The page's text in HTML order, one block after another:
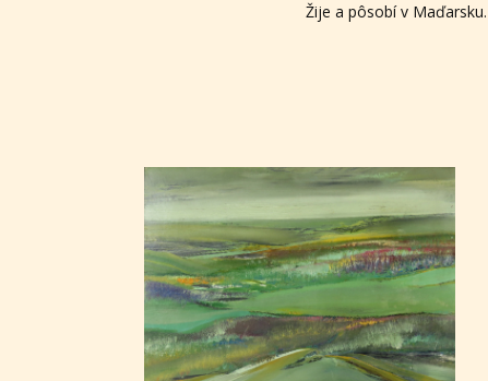
Žije a pôsobí v Maďarsku.